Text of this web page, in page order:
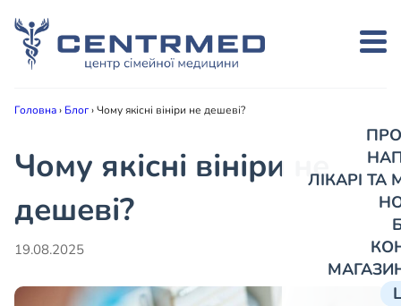
ЛІКАРІ
Головна› Блог›Чому якісні вініри не дешеві?
Чому якісні вініри не
дешеві?
19.08.2025